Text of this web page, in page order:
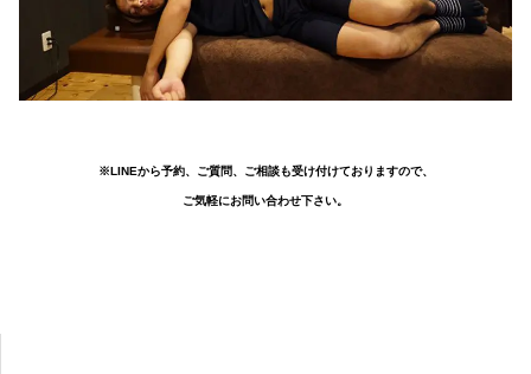
※LINEから予約、ご質問、ご相談も受け付けておりますので、
ご気軽にお問い合わせ下さい。